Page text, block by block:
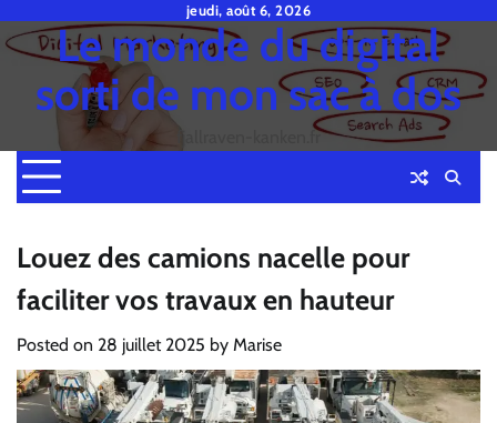
to
content
jeudi, août 6, 2026
Le monde du digital
sorti de mon sac à dos
fjallraven-kanken.fr
Louez des camions nacelle pour
faciliter vos travaux en hauteur
Posted on 28 juillet 2025 by Marise